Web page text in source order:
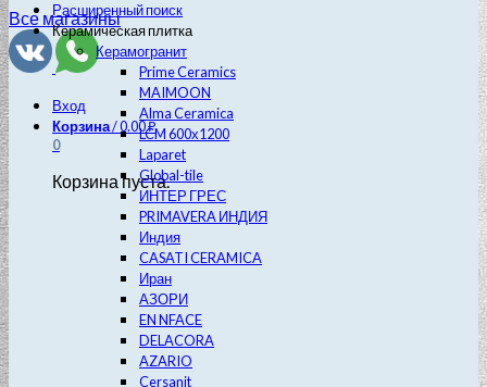
Все магазины
Вход
Корзина/0.00₽
0
Корзина пуста.
Расширенный поиск
Керамическая плитка
Керамогранит
Prime Ceramics
MAIMOON
Alma Ceramica
LCM 600х1200
Laparet
Global-tile
ИНТЕР ГРЕС
PRIMAVERA ИНДИЯ
Индия
CASATI CERAMICA
Иран
АЗОРИ
EN NFACE
DELACORA
AZARIO
Cersanit